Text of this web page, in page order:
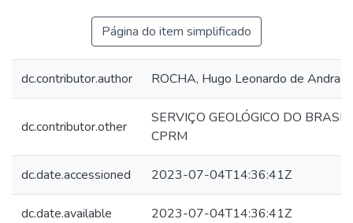
Página do item simplificado
dc.contributor.author ROCHA, Hugo Leonardo de
dc.contributor.other
SERVIÇO GEOLÓGICO DO
CPRM
dc.date.accessioned 2023-07-04T14:36:41Z
dc.date.available 2023-07-04T14:36:41Z